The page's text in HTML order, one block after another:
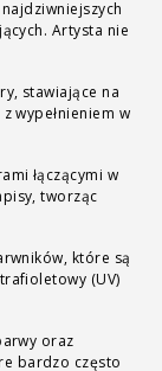
Artysta nie
stawiające na
wypełnieniem w
łączącymi w
tworząc
które są
(UV)
oraz
bardzo często